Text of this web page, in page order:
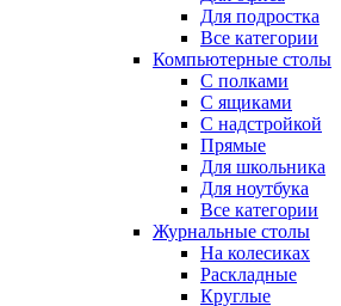
Для подростка
Все категории
Компьютерные столы
С полками
С ящиками
С надстройкой
Прямые
Для школьника
Для ноутбука
Все категории
Журнальные столы
На колесиках
Раскладные
Круглые